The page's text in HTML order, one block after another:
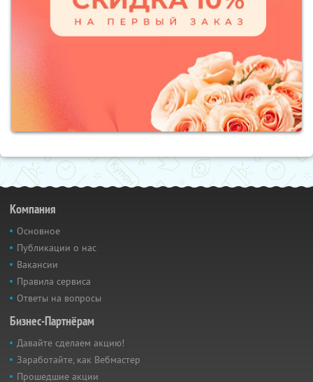
Компания
Основное
Публикации о нас
Вакансии
Правила сервиса
Ответы на вопросы
Бизнес-Партнёрам
Давайте сделаем акцию!
Заработайте, как Вебмастер
Прошедшие акции